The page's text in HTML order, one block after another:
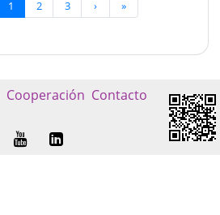
1 2 3 › »
Cooperación Contacto